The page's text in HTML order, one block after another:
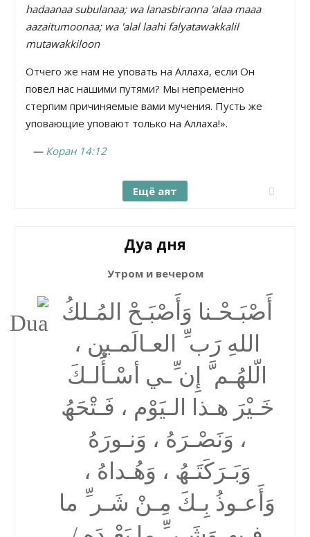
hadaanaa subulanaa; wa lanasbiranna 'alaa maaa
aazaitumoonaa; wa 'alal laahi falyatawakkalil
mutawakkiloon
Отчего же нам не уповать на Аллаха, если Он
повел нас нашими путями? Мы непременно
стерпим причиняемые вами мучения. Пусть же
уповающие уповают только на Аллаха!».
— Коран 14:12
Ещё аят
Дуа дня
Утром и вечером
أَصْبَـحْـنا وَأَصْبَـحْ المُـلكُ
اللهِ رَب ِّ العـالَمـین ،
الّلھُـم َّ إِن ِّـي أسْـأَُلـكَ
خَـیْرَ ھـذا الـیَوْم ، فَـتْحَھُ
، وَنَصْـرَهُ ، وَنـورَهُ
وَبَـرَكَتَـھُ ، وَھُـداهُ ،
وَأَعـوذُ بِـكَ مِـنْ شَـر ِّ ما